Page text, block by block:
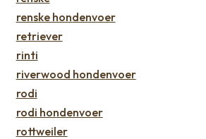
renske hondenvoer
retriever
rinti
riverwood hondenvoer
rodi
rodi hondenvoer
rottweiler